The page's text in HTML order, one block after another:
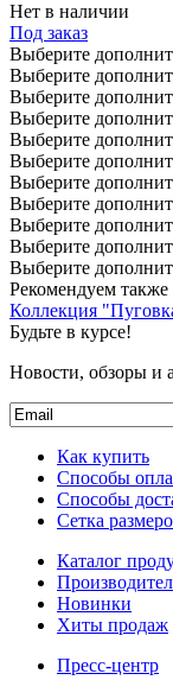
Нет в наличии
Под заказ
Выберите
Выберите
Выберите
Выберите
Выберите
Выберите
Выберите
Выберите
Выберите
Выберите
Выберите
Рекомендуем также
Коллекция
Будьте в курсе!
Новости, обзоры и
Как купить
Способы
Способы
Сетка
Каталог
Новинки
Хиты продаж
Пресс-центр